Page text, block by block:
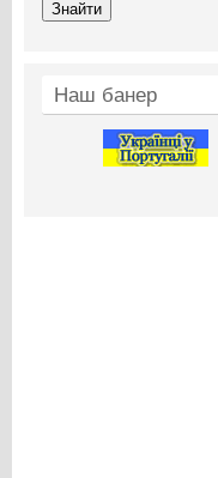
Наш банер